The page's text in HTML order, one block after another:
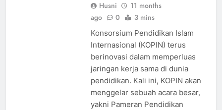
Husni
11 months
ago
0 3 mins
Konsorsium Pendidikan Islam
Internasional (KOPIN) terus
berinovasi dalam memperluas
jaringan kerja sama di dunia
pendidikan. Kali ini, KOPIN akan
menggelar sebuah acara besar,
yakni Pameran Pendidikan